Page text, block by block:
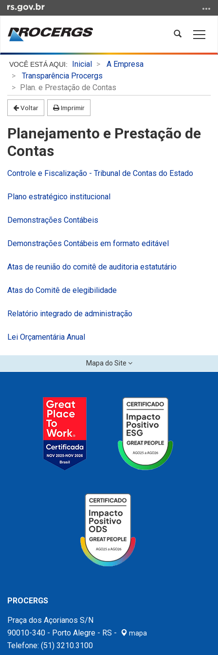
para
conteúdo
Ir
para
menu
para
busca
Abrir
busca
Início
conteúdo
Inicial
A Empresa
Transparência Procergs
Plan. e Prestação de Contas
Voltar Imprimir
Planejamento e Prestação de
Contas
Controle e Fiscalização - Tribunal de Contas do Estado
Plano estratégico institucional
Demonstrações Contábeis
Demonstrações Contábeis em formato editável
Atas de reunião do comitê de auditoria estatutário
Atas do Comitê de elegibilidade
Relatório integrado de administração
Lei Orçamentária Anual
Mapa do Site
PROCERGS
Praça dos Açorianos S/N
90010-340 - Porto Alegre - RS -
mapa
Telefone: (51) 3210.3100